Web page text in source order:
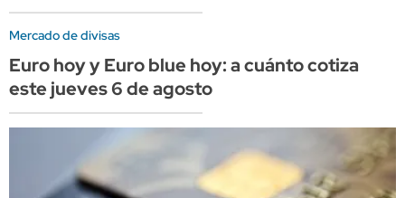
Mercado de divisas
Euro hoy y Euro blue hoy: a cuánto cotiza
este jueves 6 de agosto